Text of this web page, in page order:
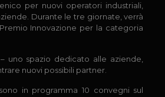
per nuovi operatori industriali,
Durante le tre giornate, verrà
Innovazione per la categoria
– uno spazio dedicato alle aziende,
nuovi possibili partner.
in programma 10 convegni sul